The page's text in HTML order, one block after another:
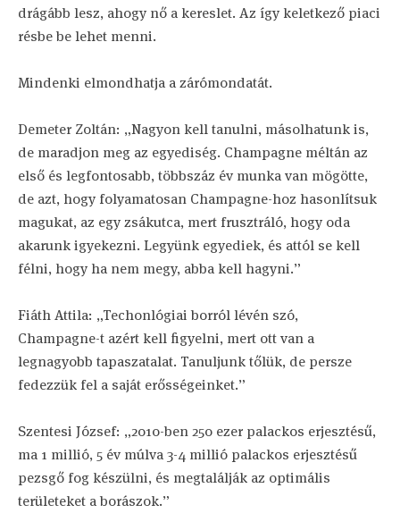
drágább lesz, ahogy nő a kereslet. Az így keletkező piaci
résbe be lehet menni.
Mindenki elmondhatja a zárómondatát.
Demeter Zoltán: „Nagyon kell tanulni, másolhatunk is,
de maradjon meg az egyediség. Champagne méltán az
első és legfontosabb, többszáz év munka van mögötte,
de azt, hogy folyamatosan Champagne-hoz hasonlítsuk
magukat, az egy zsákutca, mert frusztráló, hogy oda
akarunk igyekezni. Legyünk egyediek, és attól se kell
félni, hogy ha nem megy, abba kell hagyni.”
Fiáth Attila: „Techonlógiai borról lévén szó,
Champagne-t azért kell figyelni, mert ott van a
legnagyobb tapaszatalat. Tanuljunk tőlük, de persze
fedezzük fel a saját erősségeinket.”
Szentesi József: „2010-ben 250 ezer palackos erjesztésű,
ma 1 millió, 5 év múlva 3-4 millió palackos erjesztésű
pezsgő fog készülni, és megtalálják az optimális
területeket a borászok.”